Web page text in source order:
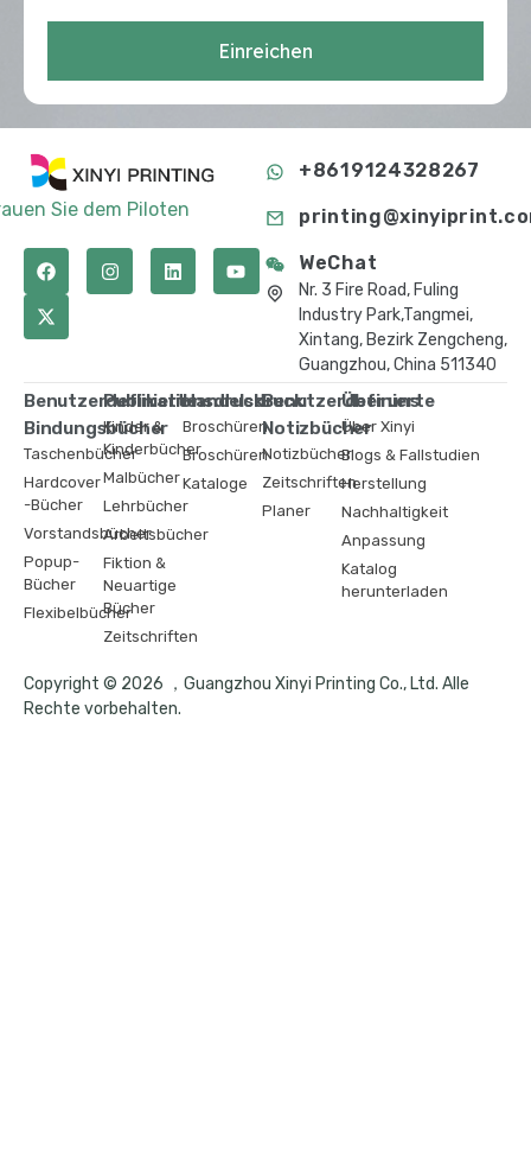
Einreichen
Sie dem Piloten
+8619124328267
WeChat
Nr. 3 Fire Road, Fuling
Industry Park,Tangmei,
Xintang, Bezirk Zengcheng,
Guangzhou, China 511340
Benutzerdefinierte
Bindungsbücher
Taschenbücher
Hardcover
-Bücher
Vorstandsbücher
Popup-
Bücher
Flexibelbücher
Publikationsdruck
Kinder &
Kinderbücher
Malbücher
Lehrbücher
Arbeitsbücher
Fiktion &
Neuartige
Bücher
Zeitschriften
Handelsdruck
Broschüren
Broschüren
Kataloge
Benutzerdefinierte
Notizbücher
Notizbücher
Zeitschriften
Planer
Über uns
Über Xinyi
Blogs & Fallstudien
Herstellung
Nachhaltigkeit
Anpassung
Katalog
herunterladen
Copyright © 2026 ，Guangzhou Xinyi Printing Co., Ltd. Alle
Rechte vorbehalten.